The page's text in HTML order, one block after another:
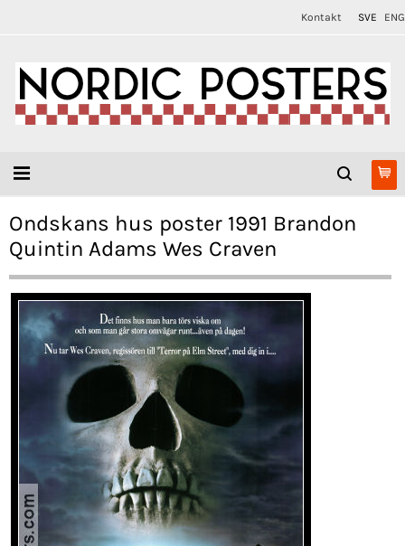
Kontakt SVE ENG
Ondskans hus poster 1991 Brandon
Quintin Adams Wes Craven